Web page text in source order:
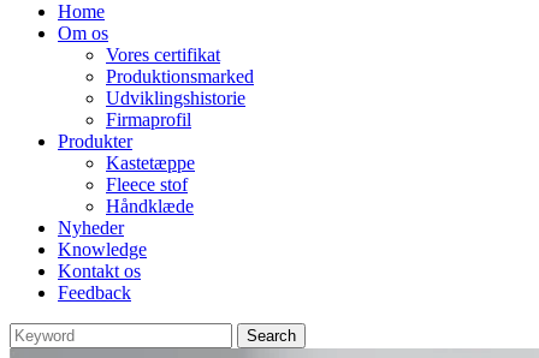
Home
Om os
Vores certifikat
Produktionsmarked
Udviklingshistorie
Firmaprofil
Produkter
Kastetæppe
Fleece stof
Håndklæde
Nyheder
Knowledge
Kontakt os
Feedback